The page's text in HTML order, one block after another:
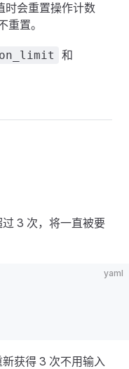
时会重置操作计数
重置。
和
3 次，将一直被要
yaml
获得 3 次不用输入